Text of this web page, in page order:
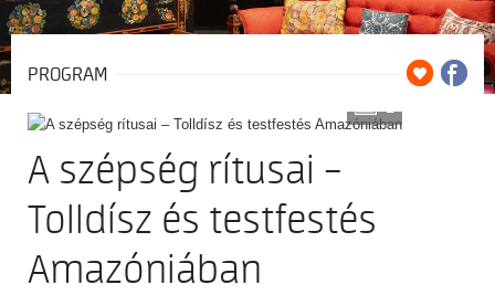
PROGRAM
2
A szépség rítusai –
Tolldísz és testfestés
Amazóniában